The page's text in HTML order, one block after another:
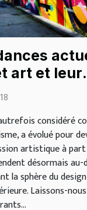
art et leur
la
considéré
a évolué pour
artistique à part
désormais au-
la sphère du
Laissons-